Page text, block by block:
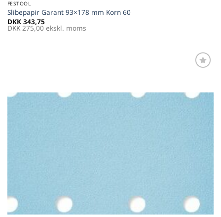
FESTOOL
Slibepapir Garant 93×178 mm Korn 60
DKK 343,75
DKK 275,00 ekskl. moms